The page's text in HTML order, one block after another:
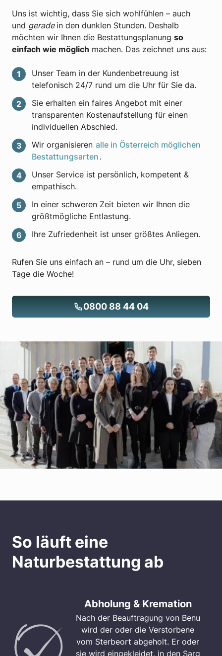
Uns ist wichtig, dass Sie sich wohlfühlen – auch
und gerade in den dunklen Stunden. Deshalb
möchten wir Ihnen die Bestattungsplanung so
einfach wie möglich machen. Das zeichnet uns aus:
Unser Team in der Kundenbetreuung ist
telefonisch 24/7 rund um die Uhr für Sie da.
Sie erhalten ein faires Angebot mit einer
transparenten Kostenaufstellung für einen
individuellen Abschied.
Wir organisieren alle in Österreich möglichen
Bestattungsarten .
Unser Service ist persönlich, kompetent &
empathisch.
In einer schweren Zeit bieten wir Ihnen die
größtmögliche Entlastung.
Ihre Zufriedenheit ist unser größtes Anliegen.
Rufen Sie uns einfach an – rund um die Uhr, sieben
Tage die Woche!
0800 88 44 04
So läuft eine
Naturbestattung ab
Abholung & Kremation
Nach der Beauftragung von Benu
wird der oder die Verstorbene
vom Sterbeort abgeholt. Er oder
sie wird eingekleidet, in den Sarg